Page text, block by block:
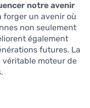
notre avenir
forger un avenir où
non seulement
également
futures. La
moteur de